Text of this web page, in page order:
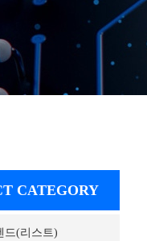
CATEGORY
드(리스트)